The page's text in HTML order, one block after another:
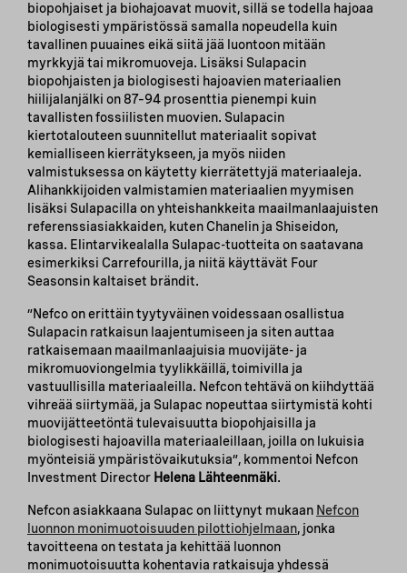
biopohjaiset ja biohajoavat muovit, sillä se todella hajoaa
biologisesti ympäristössä samalla nopeudella kuin
tavallinen puuaines eikä siitä jää luontoon mitään
myrkkyjä tai mikromuoveja. Lisäksi Sulapacin
biopohjaisten ja biologisesti hajoavien materiaalien
hiilijalanjälki on 87–94 prosenttia pienempi kuin
tavallisten fossiilisten muovien. Sulapacin
kiertotalouteen suunnitellut materiaalit sopivat
kemialliseen kierrätykseen, ja myös niiden
valmistuksessa on käytetty kierrätettyjä materiaaleja.
Alihankkijoiden valmistamien materiaalien myymisen
lisäksi Sulapacilla on yhteishankkeita maailmanlaajuisten
referenssiasiakkaiden, kuten Chanelin ja Shiseidon,
kassa. Elintarvikealalla Sulapac-tuotteita on saatavana
esimerkiksi Carrefourilla, ja niitä käyttävät Four
Seasonsin kaltaiset brändit.
”Nefco on erittäin tyytyväinen voidessaan osallistua
Sulapacin ratkaisun laajentumiseen ja siten auttaa
ratkaisemaan maailmanlaajuisia muovijäte- ja
mikromuoviongelmia tyylikkäillä, toimivilla ja
vastuullisilla materiaaleilla. Nefcon tehtävä on kiihdyttää
vihreää siirtymää, ja Sulapac nopeuttaa siirtymistä kohti
muovijätteetöntä tulevaisuutta biopohjaisilla ja
biologisesti hajoavilla materiaaleillaan, joilla on lukuisia
myönteisiä ympäristövaikutuksia”, kommentoi Nefcon
Investment Director Helena Lähteenmäki.
Nefcon asiakkaana Sulapac on liittynyt mukaan Nefcon
luonnon monimuotoisuuden pilottiohjelmaan, jonka
tavoitteena on testata ja kehittää luonnon
monimuotoisuutta kohentavia ratkaisuja yhdessä